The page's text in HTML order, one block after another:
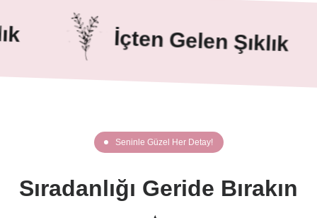
İçten Gelen Şıklık
Seninle Güzel Her Detay!
Sıradanlığı Geride Bırakın